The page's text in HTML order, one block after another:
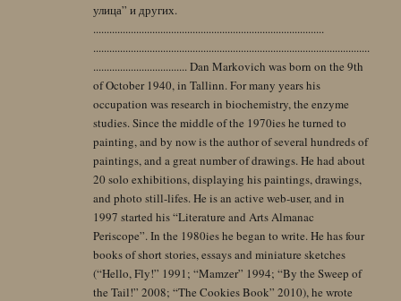
улица” и других.
......................................................................................
.......................................................................................................
................................... Dan Markovich was born on the 9th
of October 1940, in Tallinn. For many years his
occupation was research in biochemistry, the enzyme
studies. Since the middle of the 1970ies he turned to
painting, and by now is the author of several hundreds of
paintings, and a great number of drawings. He had about
20 solo exhibitions, displaying his paintings, drawings,
and photo still-lifes. He is an active web-user, and in
1997 started his “Literature and Arts Almanac
Periscope”. In the 1980ies he began to write. He has four
books of short stories, essays and miniature sketches
(“Hello, Fly!” 1991; “Mamzer” 1994; “By the Sweep of
the Tail!” 2008; “The Cookies Book” 2010), he wrote